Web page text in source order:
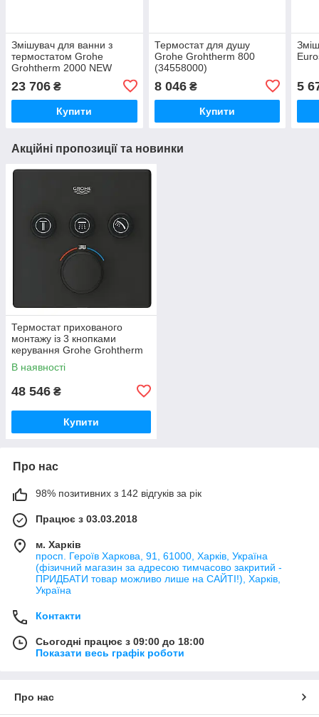
Змішувач для ванни з
термостатом Grohe
Grohtherm 2000 NEW
23 706 ₴
Купити
Термостат для душу
Grohe Grohtherm 800
(34558000)
8 046₴
Купити
5
Акційні пропозиції та новинки
Термостат прихованого
монтажу із 3 кнопками
керування Grohe Grohtherm
SmartControl (102167KF00)
В наявності
48 546 ₴
Купити
Про нас
98% позитивних з 142 відгуків за рік
Працює з 03.03.2018
м. Харків
просп. Героїв Харкова, 91, 61000, Харків, Україна
(фізичний магазин за адресою тимчасово закритий -
ПРИДБАТИ товар можливо лише на САЙТІ!), Харків,
Україна
Контакти
Сьогодні працює з 09:00 до 18:00
Показати весь графік роботи
Про нас